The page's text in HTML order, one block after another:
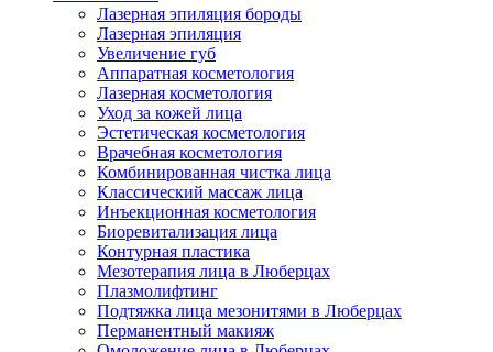
Лазерная эпиляция бороды
Лазерная эпиляция
Увеличение губ
Аппаратная косметология
Лазерная косметология
Уход за кожей лица
Эстетическая косметология
Врачебная косметология
Комбинированная чистка лица
Классический массаж лица
Инъекционная косметология
Биоревитализация лица
Контурная пластика
Мезотерапия лица в Люберцах
Плазмолифтинг
Подтяжка лица мезонитями в Люберцах
Перманентный макияж